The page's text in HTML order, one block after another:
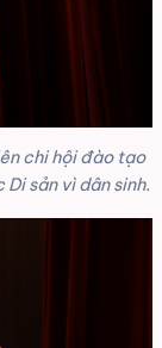
chi hội đào tạo
sản vì dân sinh.